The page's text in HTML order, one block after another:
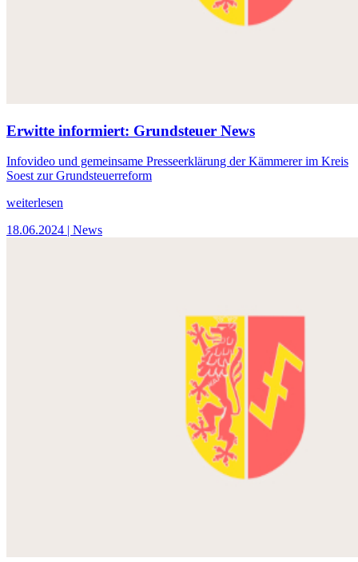
Erwitte informiert: Grundsteuer News
Infovideo und gemeinsame Presseerklärung der Kämmerer im Kreis
Soest zur Grundsteuerreform
weiterlesen
18.06.2024 | News